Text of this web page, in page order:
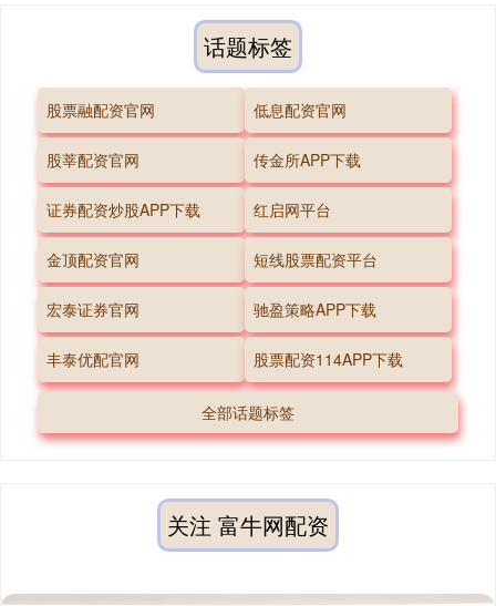
话题标签
股票融配资官网 低息配资官网
股莘配资官网 传金所APP下载
证券配资炒股APP下载 红启网平台
金顶配资官网 短线股票配资平台
宏泰证券官网 驰盈策略APP下载
丰泰优配官网 股票配资114APP下载
全部话题标签
关注 富牛网配资